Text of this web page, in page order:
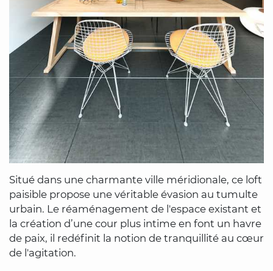
Situé dans une charmante ville méridionale, ce loft
paisible propose une véritable évasion au tumulte
urbain. Le réaménagement de l'espace existant et
la création d’une cour plus intime en font un havre
de paix, il redéfinit la notion de tranquillité au cœur
de l'agitation.